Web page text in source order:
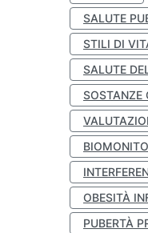
SALUTE
STILI DI
SALUTE
SOSTANZE
OBESITÀ
PUBERTÀ